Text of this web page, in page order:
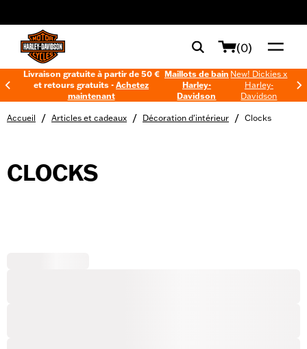
(0)
Livraison gratuite à partir de 50 €
et retours gratuits -Achetez
maintenant
Maillots de bain
Harley-
Davidson
New! Dickies x
Harley-
Davidson
Accueil / Articles et cadeaux / Décoration d'intérieur / Clocks
CLOCKS